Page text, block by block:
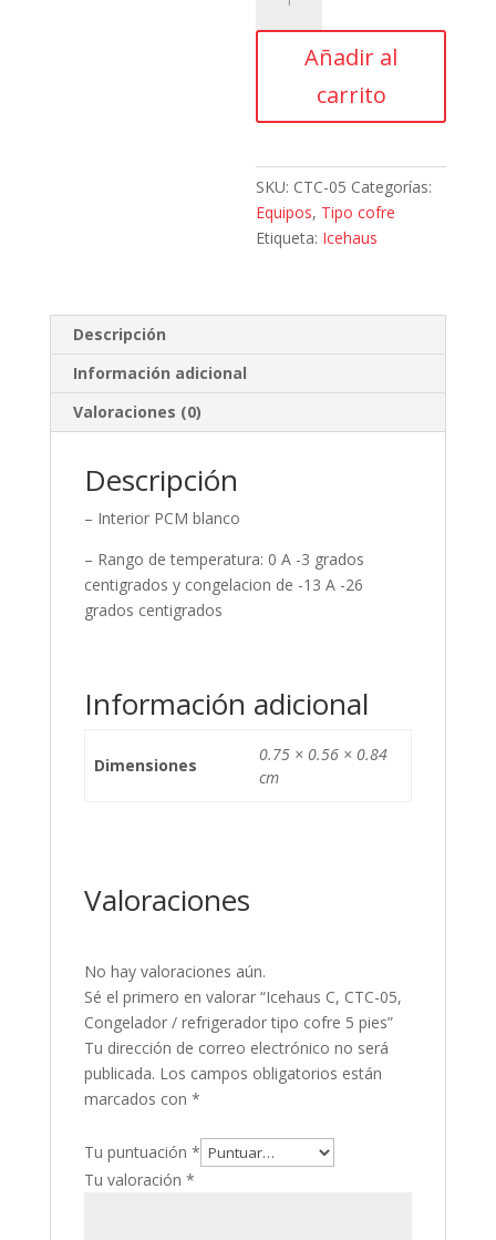
CTC-
cofre
5
pies
Añadir al
carrito
SKU: CTC-05 Categorías:
Equipos, Tipo cofre
Etiqueta: Icehaus
Descripción
Información adicional
Valoraciones (0)
Descripción
– Interior PCM blanco
– Rango de temperatura: 0 A -3 grados
centigrados y congelacion de -13 A -26
grados centigrados
Información adicional
Dimensiones
0.75 × 0.56 × 0.84
cm
Valoraciones
No hay valoraciones aún.
Sé el primero en valorar “Icehaus C, CTC-05,
Congelador / refrigerador tipo cofre 5 pies”
Tu dirección de correo electrónico no será
publicada. Los campos obligatorios están
marcados con *
Tu puntuación *
Tu valoración *